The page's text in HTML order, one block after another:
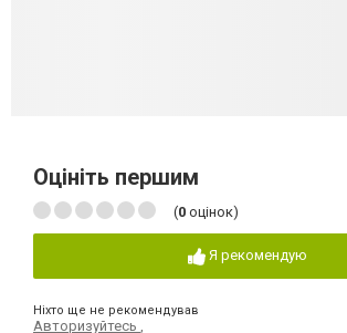
Оцініть першим
(0 оцінок)
Я рекомендую
Ніхто ще не рекомендував
Авторизуйтесь